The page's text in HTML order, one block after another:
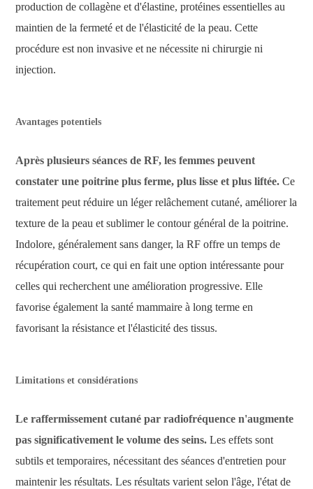
production de collagène et d'élastine, protéines essentielles au
maintien de la fermeté et de l'élasticité de la peau. Cette
procédure est non invasive et ne nécessite ni chirurgie ni
injection.
Avantages potentiels
Après plusieurs séances de RF, les femmes peuvent
constater une poitrine plus ferme, plus lisse et plus liftée. Ce
traitement peut réduire un léger relâchement cutané, améliorer la
texture de la peau et sublimer le contour général de la poitrine.
Indolore, généralement sans danger, la RF offre un temps de
récupération court, ce qui en fait une option intéressante pour
celles qui recherchent une amélioration progressive. Elle
favorise également la santé mammaire à long terme en
favorisant la résistance et l'élasticité des tissus.
Limitations et considérations
Le raffermissement cutané par radiofréquence n'augmente
pas significativement le volume des seins. Les effets sont
subtils et temporaires, nécessitant des séances d'entretien pour
maintenir les résultats. Les résultats varient selon l'âge, l'état de